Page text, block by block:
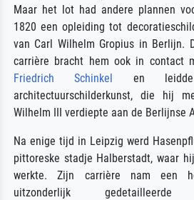
Maar het lot had andere plannen
1820 een opleiding tot
van Carl Wilhelm Gropius in Berlijn.
carrière bracht hem ook in contact
Friedrich Schinkel en
architectuurschilderkunst, die hij
Wilhelm III verdiepte aan de Berlijnse
Na enige tijd in Leipzig werd
pittoreske stadje Halberstadt, waar
werkte. Zijn carrière nam een
uitzonderlijk